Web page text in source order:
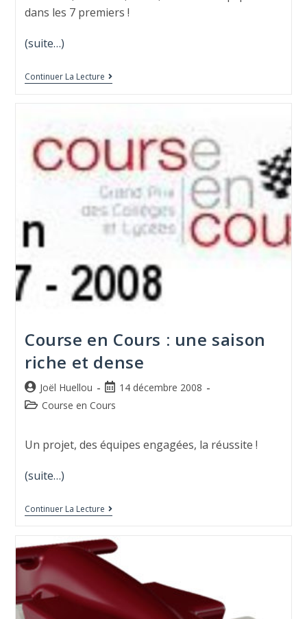
dans les 7 premiers !
(suite…)
Continuer La Lecture
Course en Cours : une saison
riche et dense
Joël Huellou
14 décembre 2008
Course en Cours
Un projet, des équipes engagées, la réussite !
(suite…)
Continuer La Lecture